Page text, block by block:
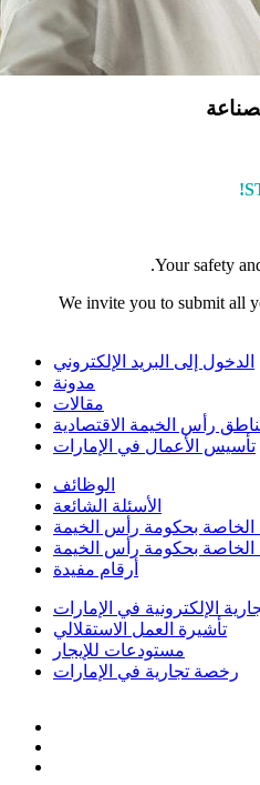
Your safety
We invite you to submit all
الدخول إلى البريد الإلكتروني
مدونة
مقالات
رأس الخيمة الاقتصادية
تأسيس الأعمال في الإمارات
الوظائف
الأسئلة الشائعة
الخاصة بحكومة رأس الخيمة
الخاصة بحكومة رأس الخيمة
أرقام مفيدة
الإلكترونية في الإمارات
تأشيرة العمل الاستقلالي
مستودعات للإيجار
رخصة تجارية في الإمارات